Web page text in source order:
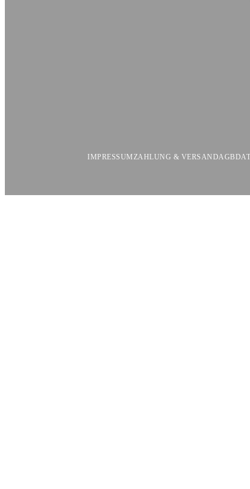
IMPRESSUMZAHLUNG & VERSANDAGB